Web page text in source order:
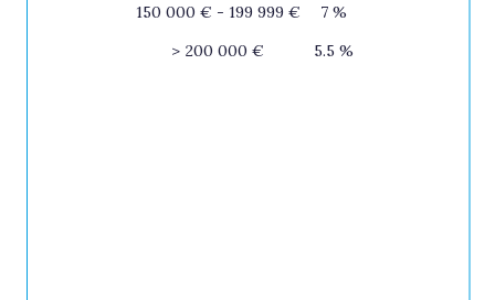
150 000 € - 199 999 €
7 %
> 200 000 € 5.5 %